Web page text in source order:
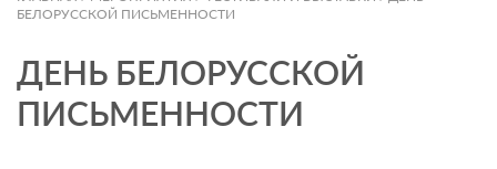
БЕЛОРУССКОЙ ПИСЬМЕННОСТИ
ДЕНЬ БЕЛОРУССКОЙ
ПИСЬМЕННОСТИ